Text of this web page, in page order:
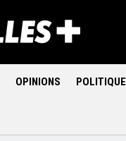
OPINIONS POLITIQUE